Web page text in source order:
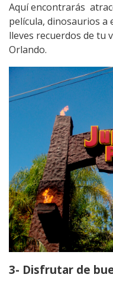
Aquí encontrarás
película, dinosaurios a
lleves recuerdos de tu
Orlando.
3- Disfrutar de